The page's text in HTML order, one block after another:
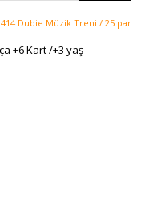
414 Dubie Müzik Treni / 25